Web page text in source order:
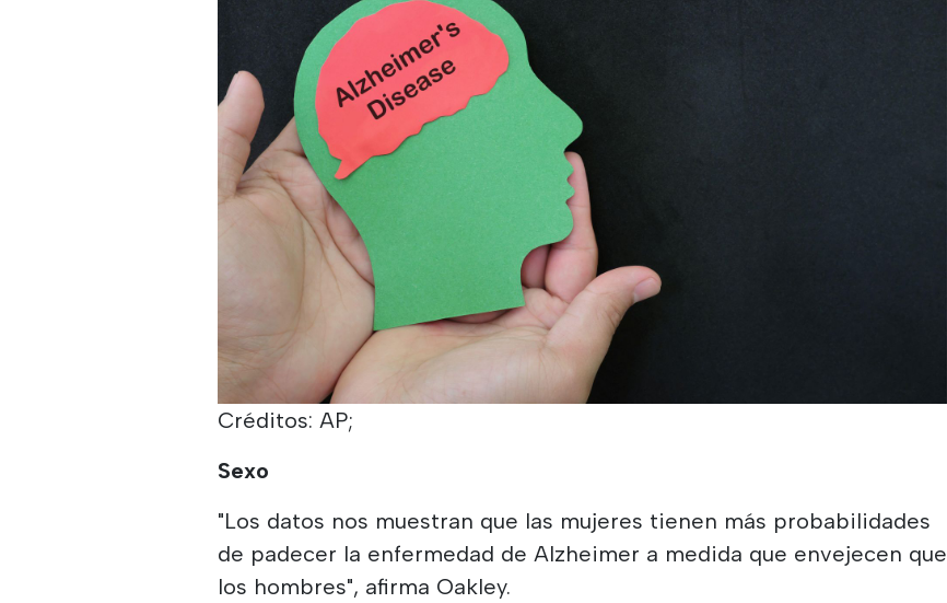
Créditos: AP;
Sexo
"Los datos nos muestran que las mujeres tienen más probabilidades
de padecer la enfermedad de Alzheimer a medida que envejecen que
los hombres", afirma Oakley.